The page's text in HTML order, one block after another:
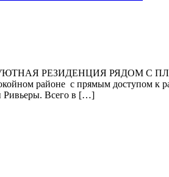
РЕЗИДЕНЦИЯ РЯДОМ С
районе с прямым доступом к
Ривьеры. Всего в […]